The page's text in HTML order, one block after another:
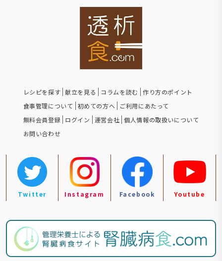
レシピを探す 献立を見る コラムを読む
作り方のポイント
食事管理について
初めての方へ
ご利用にあたって
無料会員登録 ログイン 運営会社 個人情報の取扱いについて
お問い合わせ
Twitter Instagram Facebook Youtube